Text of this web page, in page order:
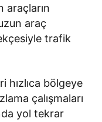
araçların
araç
trafik
hızlıca bölgeye
çalışmaları
yol tekrar